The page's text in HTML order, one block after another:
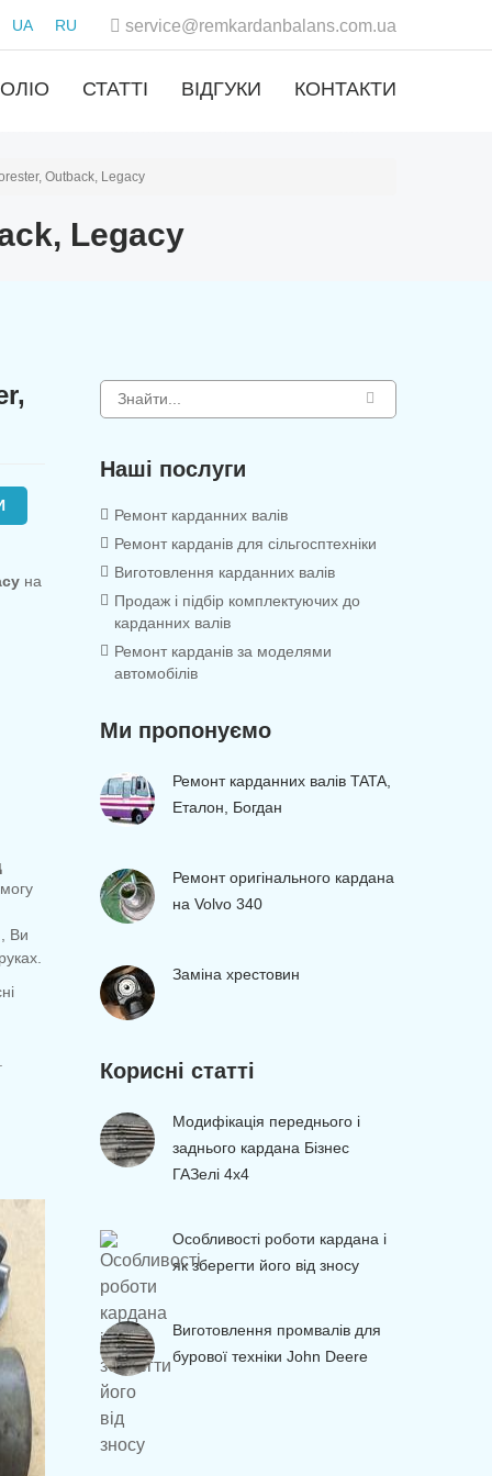
UA RU service@remkardanbalans.com.ua
СТАТТІ ВІДГУКИ КОНТАКТИ
Outback, Legacy
Legacy
на
Ви
Наші послуги
Ремонт карданних валів
Ремонт карданів для сільгосптехніки
Виготовлення карданних валів
Продаж і підбір комплектуючих до
карданних валів
Ремонт карданів за моделями
автомобілів
Ми пропонуємо
Ремонт карданних валів TATA,
Еталон, Богдан
Ремонт оригінального кардана
на Volvo 340
Заміна хрестовин
Корисні статті
Модифікація переднього і
заднього кардана Бізнес
ГАЗелі 4х4
Особливості роботи кардана і
як зберегти його від зносу
Виготовлення промвалів для
бурової техніки John Deere